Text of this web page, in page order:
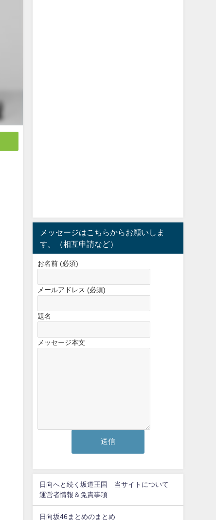
メッセージはこちらからお願いしま
す。（相互申請など）
お名前 (必須)
メールアドレス (必須)
題名
メッセージ本文
日向へと続く坂道王国 当サイトについて
運営者情報＆免責事項
日向坂46まとめのまとめ